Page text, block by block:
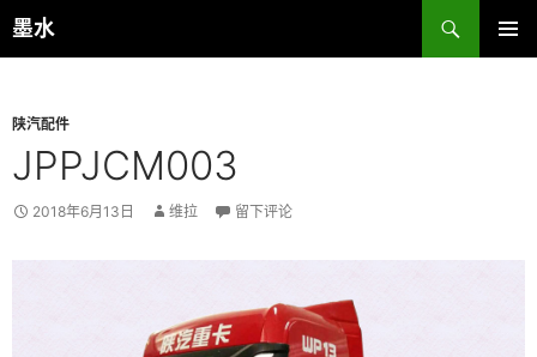
跳
至
墨水
搜
索
陕汽配件
JPPJCM003
2018年6月13日 维拉 留下评论